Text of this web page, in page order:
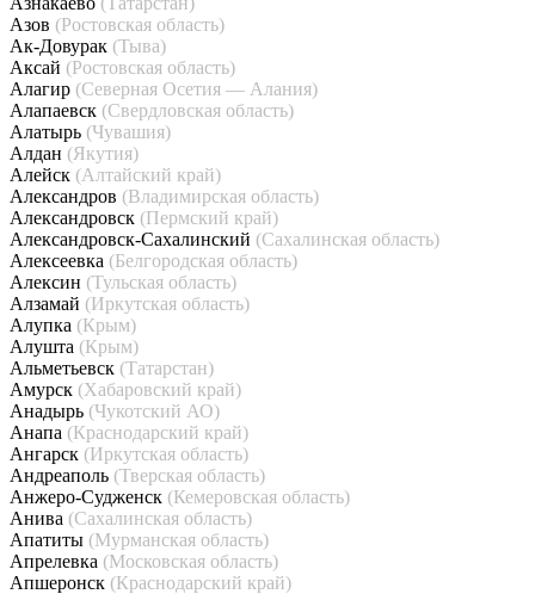
Азов (Ростовская область)
Ак-Довурак (Тыва)
Аксай (Ростовская область)
Алагир (Северная Осетия — Алания)
Алапаевск (Свердловская область)
Алатырь (Чувашия)
Алдан (Якутия)
Алейск (Алтайский край)
Александров (Владимирская область)
Александровск (Пермский край)
Александровск-Сахалинский (Сахалинская область)
Алексеевка (Белгородская область)
Алексин (Тульская область)
Алзамай (Иркутская область)
Алупка (Крым)
Алушта (Крым)
Альметьевск (Татарстан)
Амурск (Хабаровский край)
Анадырь (Чукотский АО)
Анапа (Краснодарский край)
Ангарск (Иркутская область)
Андреаполь (Тверская область)
Анжеро-Судженск (Кемеровская область)
Анива (Сахалинская область)
Апатиты (Мурманская область)
Апрелевка (Московская область)
Апшеронск (Краснодарский край)